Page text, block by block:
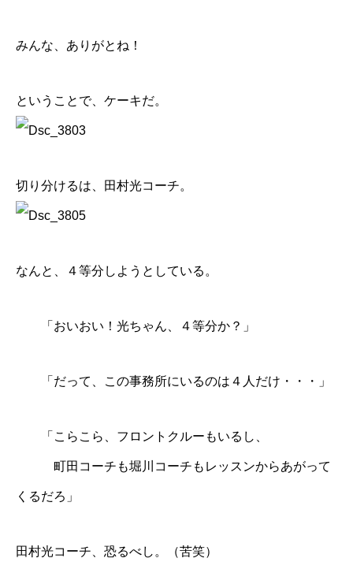
みんな、ありがとね！
ということで、ケーキだ。
切り分けるは、田村光コーチ。
なんと、４等分しようとしている。
「おいおい！光ちゃん、４等分か？」
「だって、この事務所にいるのは４人だけ・・・」
「こらこら、フロントクルーもいるし、
町田コーチも堀川コーチもレッスンからあがって
くるだろ」
田村光コーチ、恐るべし。（苦笑）